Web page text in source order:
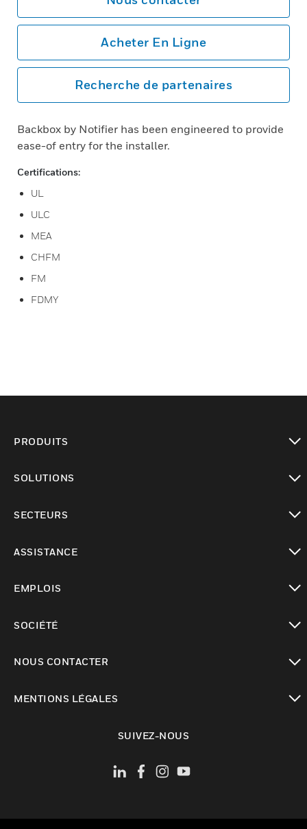
Acheter En Ligne
Recherche de partenaires
Backbox by Notifier has been engineered to provide
ease-of entry for the installer.
Certifications:
UL
ULC
MEA
CHFM
FM
FDMY
PRODUITS
SOLUTIONS
SECTEURS
ASSISTANCE
EMPLOIS
SOCIÉTÉ
NOUS CONTACTER
MENTIONS LÉGALES
SUIVEZ-NOUS